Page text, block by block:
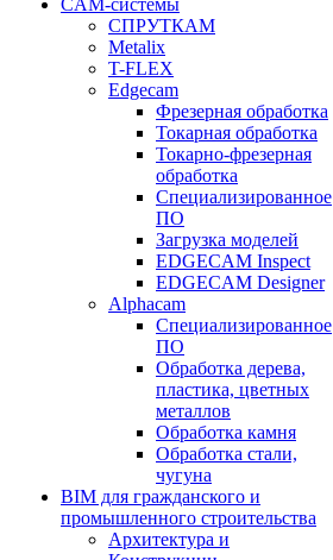
CAM-системы
СПРУТКAM
Metalix
T-FLEX
Edgecam
Фрезерная обработка
Токарная обработка
Токарно-фрезерная
обработка
Специализированное
ПО
Загрузка моделей
EDGECAM Inspect
EDGECAM Designer
Alphacam
Специализированное
ПО
Обработка дерева,
пластика, цветных
металлов
Обработка камня
Обработка стали,
чугуна
BIM для гражданского и
промышленного строительства
Архитектура и